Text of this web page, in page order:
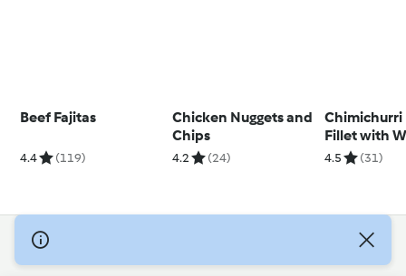
Beef Fajitas
4.4 (119)
Chicken Nuggets and
Chips
4.2 (24)
Chimichurri
Fillet with
Salad
4.5 (31)
© 版权 2026